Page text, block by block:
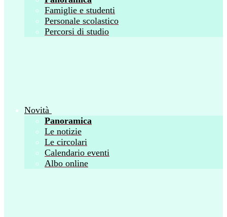
Famiglie e studenti
Personale scolastico
Percorsi di studio
Novità
Panoramica
Le notizie
Le circolari
Calendario eventi
Albo online